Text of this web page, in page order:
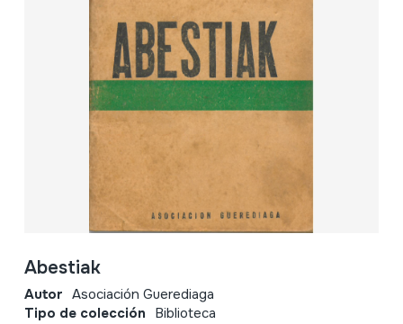
Abestiak
Autor Asociación Guerediaga
Tipo de colección Biblioteca